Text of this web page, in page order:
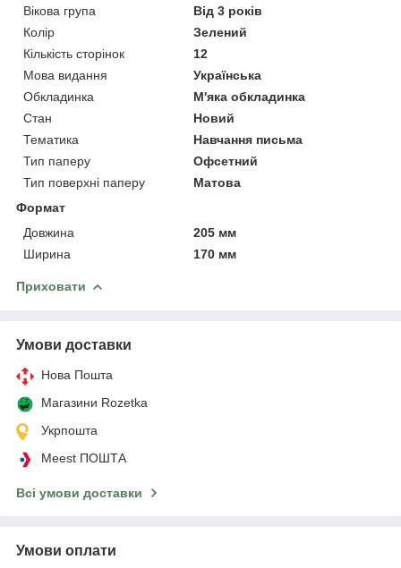
Вікова група
Від 3 років
Колір
Зелений
Кількість сторінок
12
Мова видання
Українська
Обкладинка
М'яка обкладинка
Стан
Новий
Тематика
Навчання письма
Тип паперу
Офсетний
Тип поверхні паперу
Матова
Формат
Довжина
205 мм
Ширина
170 мм
Приховати
Умови доставки
Нова Пошта
Магазини Rozetka
Укрпошта
Meest ПОШТА
Всі умови доставки
Умови оплати